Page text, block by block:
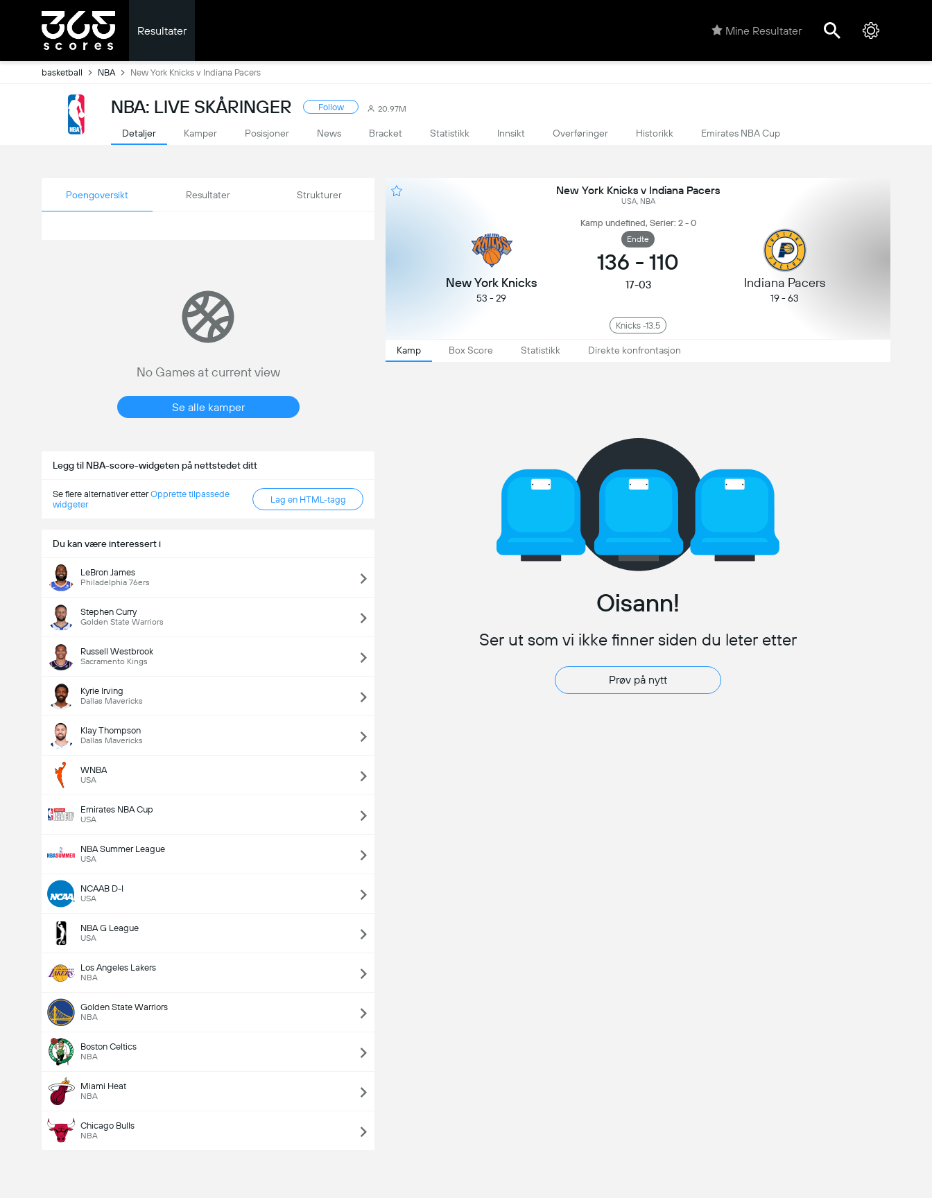
Resultater Mine Resultater
basketball NBA New York Knicks v Indiana Pacers
NBA: LIVE SKÅRINGER Follow 20.97M
Detaljer Kamper Posisjoner News Bracket Statistikk Innsikt Overføringer Historikk Emirates NBA Cup
Poengoversikt Resultater Strukturer
No Games at current view
Se alle kamper
Legg til NBA-score-widgeten på nettstedet ditt
Se flere alternativer etterOpprette tilpassede
widgeter
Lag en HTML-tagg
Du kan være interessert i
LeBron James
Philadelphia 76ers
Stephen Curry
Golden State Warriors
Russell Westbrook
Sacramento Kings
Kyrie Irving
Dallas Mavericks
Klay Thompson
Dallas Mavericks
WNBA
USA
Emirates NBA Cup
USA
NBA Summer League
USA
NCAAB D-I
USA
NBA G League
USA
Los Angeles Lakers
NBA
Golden State Warriors
NBA
Boston Celtics
NBA
Miami Heat
NBA
Chicago Bulls
NBA
New York Knicks v Indiana Pacers
USA, NBA
Kamp undefined, Serier: 2 - 0
New York Knicks
53 - 29
Endte
136 - 110
17-03 Indiana Pacers
19 - 63
Knicks -13.5
Kamp Box Score Statistikk Direkte konfrontasjon
Oisann!
Ser ut som vi ikke finner siden du leter etter
Prøv på nytt